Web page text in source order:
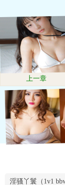
上一章